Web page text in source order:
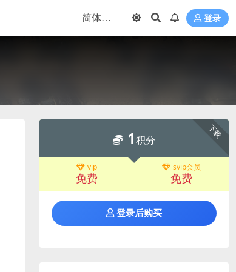
登录
下载
1积分
vip
免费
svip会员
免费
登录后购买